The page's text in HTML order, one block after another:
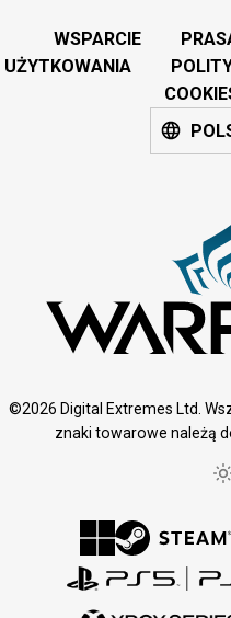
WSPARCIE
UŻYTKOWANIA
©2026 Digital Extremes Ltd.
znaki towarowe należą